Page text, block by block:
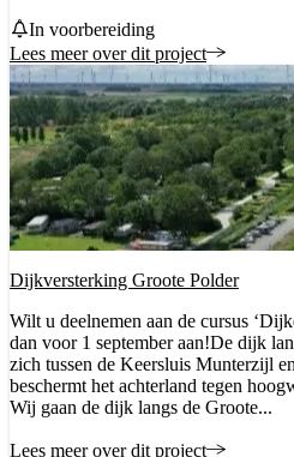
Status
In voorbereiding
Lees meer over dit project
Dijkversterking Groote Polder
Wilt u deelnemen aan de cursus
dan voor 1 september aan!De dijk
zich tussen de Keersluis Munterzijl
beschermt het achterland tegen
Wij gaan de dijk langs de Groote...
Lees meer over dit project